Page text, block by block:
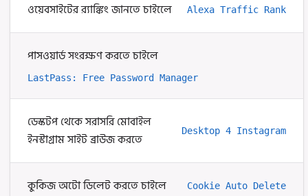
ওয়েবসাইটের র‍্যাঙ্কিং জানতে চাইলেে Alexa Traffic Rank
পাসওয়ার্ড সংরক্ষণ করতে চাইলে
LastPass: Free Password Manager
ডেস্কটপ থেকে সরাসরি মোবাইল
ইনস্টাগ্রাম সাইট ব্রাউজ করতে
Desktop 4 Instagram
কুকিজ অটো ডিলেট করতে চাইলে Cookie Auto Delete